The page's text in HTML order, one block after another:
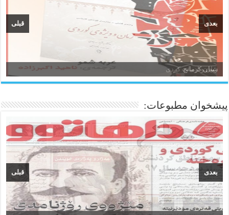
زبان و ادبیات کردی
قبلی بعدی
پیشخوان مطبوعات:
قبلی بعدی